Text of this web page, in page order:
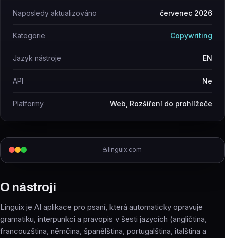
linguix.com
O nástroji
Linguix je AI aplikace pro psaní, která automaticky opravuje
gramatiku, interpunkci a pravopis v šesti jazycích (angličtina,
francouzština, němčina, španělština, portugalština, italština a
Naposledy aktualizováno červenec 2026
Kategorie Copywriting
Jazyk nástroje EN
API Ne
Platformy Web, Rozšíření do prohlížeče